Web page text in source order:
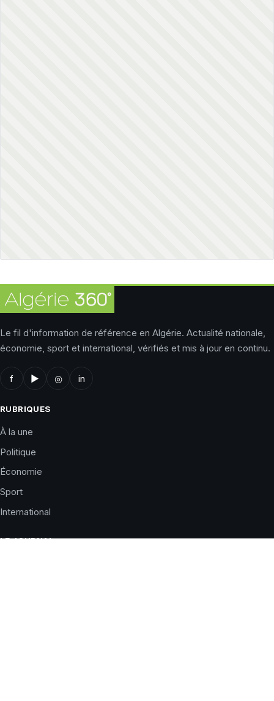
Le fil d'information de référence en Algérie. Actualité nationale,
économie, sport et international, vérifiés et mis à jour en continu.
f ▶ ◎ in
RUBRIQUES
À la une
Politique
Économie
Sport
International
LE JOURNAL